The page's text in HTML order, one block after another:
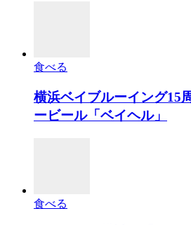
食べる
横浜ベイブルーイング
ービール「ベイヘル」
食べる